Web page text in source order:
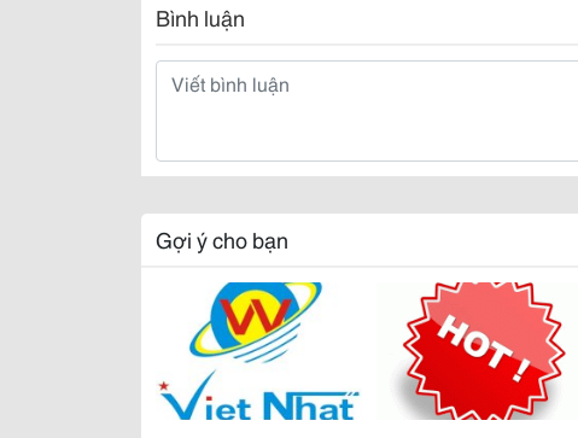
Bình luận
Gợi ý cho bạn